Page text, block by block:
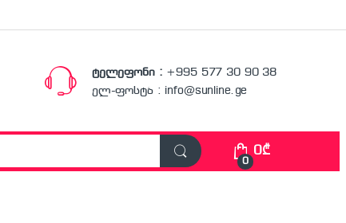
ტელეფონი : +995 577 30 90 38
ელ-ფოსტა : info@sunline.ge
0
0₾